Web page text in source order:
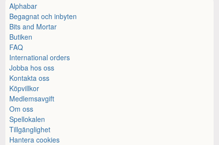
Alphabar
Begagnat och inbyten
Bits and Mortar
Butiken
FAQ
International orders
Jobba hos oss
Kontakta oss
Köpvillkor
Medlemsavgift
Om oss
Spellokalen
Tillgänglighet
Hantera cookies